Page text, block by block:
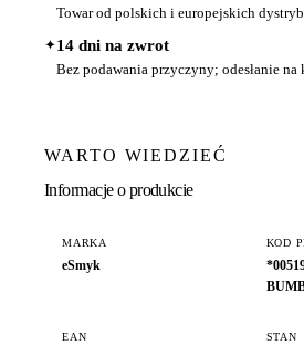
Towar od polskich i europejskich
✦14 dni na zwrot
Bez podawania przyczyny; odesłanie
WARTO WIEDZIEĆ
Informacje o produkcie
MARKA
eSmyk
KOD
EAN STAN